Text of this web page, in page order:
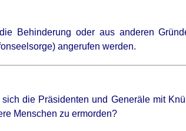
Behinderung oder aus anderen
angerufen werden.
die Präsidenten und Generäle mit
Menschen zu ermorden?